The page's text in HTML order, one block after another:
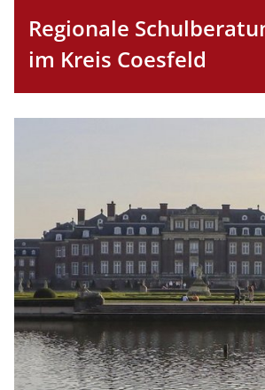
Regionale
im Kreis Coesfeld